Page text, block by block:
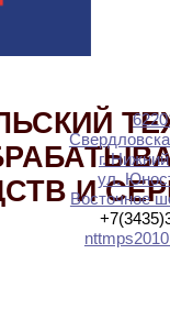
И
г.
ул.
Восточное